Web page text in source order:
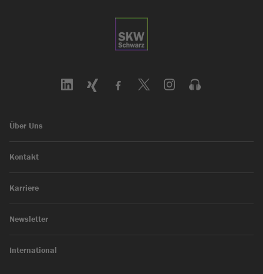
Über Uns
Kontakt
Karriere
Newsletter
International